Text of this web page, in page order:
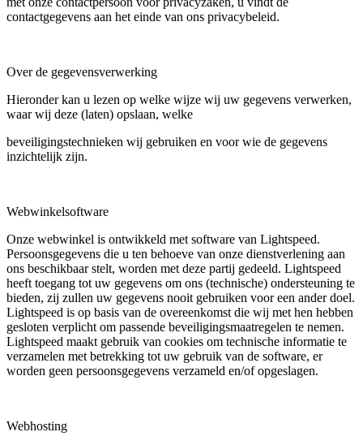
contactgegevens aan het einde van ons privacybeleid.
Over de gegevensverwerking
Hieronder kan u lezen op welke wijze wij uw gegevens verwerken,
waar wij deze (laten) opslaan, welke
beveiligingstechnieken wij gebruiken en voor wie de gegevens
inzichtelijk zijn.
Webwinkelsoftware
Onze webwinkel is ontwikkeld met software van Lightspeed.
Persoonsgegevens die u ten behoeve van onze dienstverlening aan
ons beschikbaar stelt, worden met deze partij gedeeld. Lightspeed
heeft toegang tot uw gegevens om ons (technische) ondersteuning te
bieden, zij zullen uw gegevens nooit gebruiken voor een ander doel.
Lightspeed is op basis van de overeenkomst die wij met hen hebben
gesloten verplicht om passende beveiligingsmaatregelen te nemen.
Lightspeed maakt gebruik van cookies om technische informatie te
verzamelen met betrekking tot uw gebruik van de software, er
worden geen persoonsgegevens verzameld en/of opgeslagen.
Webhosting